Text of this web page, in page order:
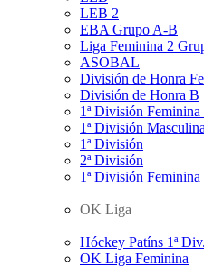
LEB 2
EBA Grupo A-B
Liga Feminina 2
ASOBAL
División de Honra
División de Honra B
1ª División Feminina
1ª División
1ª División
2ª División
1ª División Feminina
OK Liga
Hóckey Patíns 1ª Div.
OK Liga Feminina